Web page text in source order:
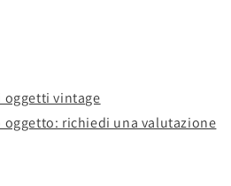
oggetti vintage
richiedi una valutazione